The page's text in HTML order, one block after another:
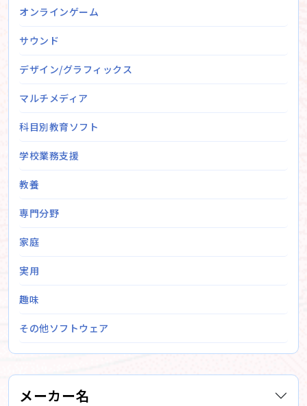
オンラインゲーム
サウンド
デザイン/グラフィックス
マルチメディア
科目別教育ソフト
学校業務支援
教養
専門分野
家庭
実用
趣味
その他ソフトウェア
メーカー名